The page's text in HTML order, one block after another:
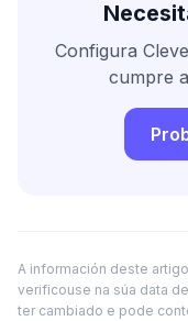
Configura
cumpre
A información deste
verificouse na súa data
ter cambiado e pode